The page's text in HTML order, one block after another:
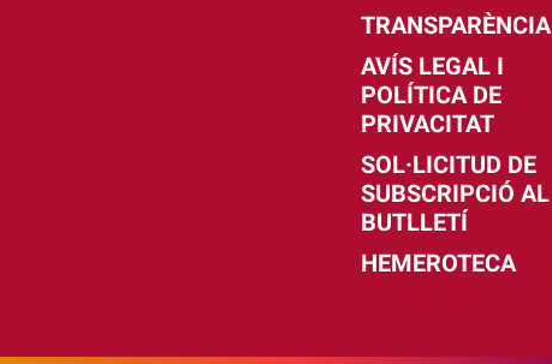
TRANSPARÈNCIA
AVÍS LEGAL I
POLÍTICA DE
PRIVACITAT
SOL·LICITUD DE
SUBSCRIPCIÓ AL
BUTLLETÍ
HEMEROTECA